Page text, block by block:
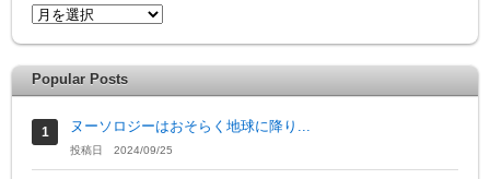
Popular Posts
ヌーソロジーはおそらく地球に降り...
投稿日 2024/09/25